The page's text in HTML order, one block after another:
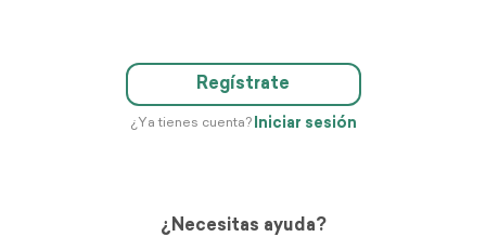
Regístrate
¿Ya tienes cuenta? Iniciar sesión
¿Necesitas ayuda?